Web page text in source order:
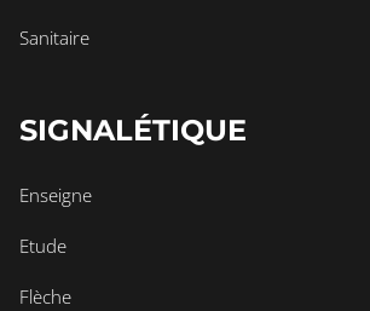
Sanitaire
SIGNALÉTIQUE
Enseigne
Etude
Flèche